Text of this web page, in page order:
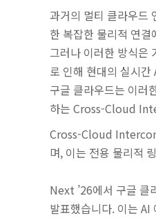
과거의 멀티 클라우드
한 복잡한 물리적 연
그러나 이러한 방식은
로 인해 현대의 실시
구글 클라우드는 이러
하는 Cross-Cloud
Cross-Cloud
며, 이는 전용 물리적
Next ’26에서 구글
발표했습니다. 이는